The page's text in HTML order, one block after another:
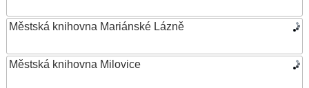
Městská knihovna Mariánské Lázně
Městská knihovna Milovice